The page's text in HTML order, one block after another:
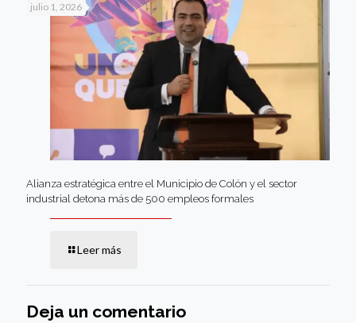
julio 1, 2026
Alianza estratégica entre el Municipio de Colón y el sector
industrial detona más de 500 empleos formales
Leer más
Deja un comentario